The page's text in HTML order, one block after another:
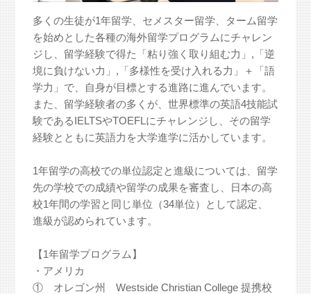
多くの生徒が1年留学、セメスター留学、ターム留学
を始めとした各種の海外留学プログラムにチャレン
ジし、留学経験で得た「粘り強く取り組む力」,「逆
境に負けない力」,「多様性を受け入れる力」＋「語
学力」で、自身が目標とする進路に進んでいます。
また、留学経験者の多くが、世界標準の英語4技能試
験であるIELTSやTOEFLにチャレンジし、その留学
経験とともに英語力を大学進学に活かしています。
1年留学の高校での単位認定と進級については、留学
先の学校での成績や留学の成果を審査し、日本の高
校1年間の学習と同じ単位（34単位）として認定、
進級が認められています。
【1年留学プログラム】
・アメリカ
① オレゴン州 Westside Christian College 提携校